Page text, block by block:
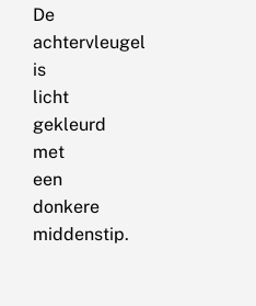
De
achtervleugel
is
licht
gekleurd
met
een
donkere
middenstip.